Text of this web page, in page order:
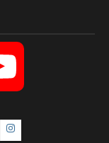
Instagram